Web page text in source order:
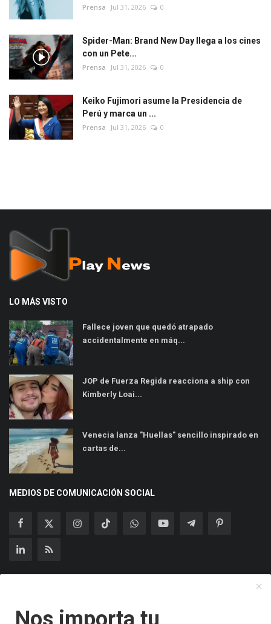
Prensa Jul 31, 2026 0
Spider-Man: Brand New Day llega a los cines
con un Pete...
Prensa Jul 31, 2026 0
Keiko Fujimori asume la Presidencia de
Perú y marca un ...
Prensa Jul 31, 2026 0
LO MÁS VISTO
Fallece joven que quedó atrapado
accidentalmente en máq...
JOP de Fuerza Regida reacciona a ship con
Kimberly Loai...
Venecia lanza "Huellas" sencillo inspirado en
cartas de...
MEDIOS DE COMUNICACIÓN SOCIAL